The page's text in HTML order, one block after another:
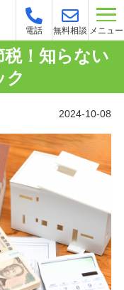
電話 無料相談 メニュー
！知らない
ク
2024-10-08